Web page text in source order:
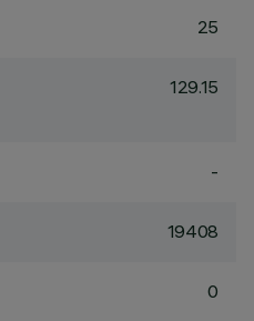
25
129.15
-
19408
0